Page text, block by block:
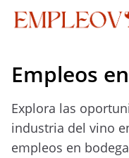
Empleos
Explora las
industria del vino
empleos en